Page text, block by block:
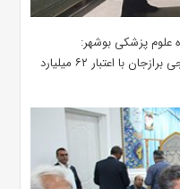
علوم پزشکی بوشهر:
پروژه‌های عمرانی بیمارستان شهید گنجی برازجان با اعتبار ۶۲ میلیارد